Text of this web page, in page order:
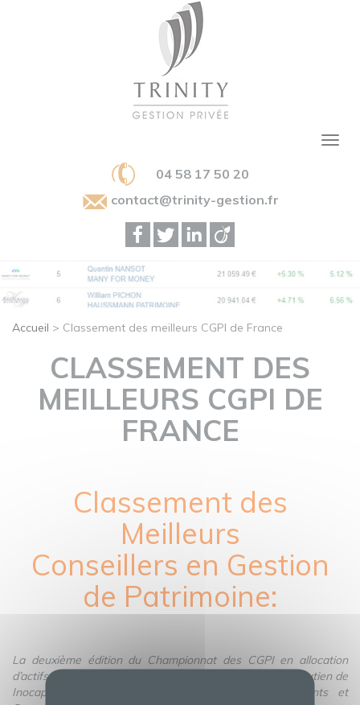
04 58 17 50 20
contact@trinity-gestion.fr
Accueil > Classement des meilleurs CGPI de France
CLASSEMENT DES
MEILLEURS CGPI DE
FRANCE
Classement des
Meilleurs
Conseillers en Gestion
de Patrimoine:
La deuxième édition du Championnat des CGPI en allocation
d’actifs a été organisée par Capital et Generali avec le soutien de
Inocap Gestion, M&G Investments, Russell Investments et